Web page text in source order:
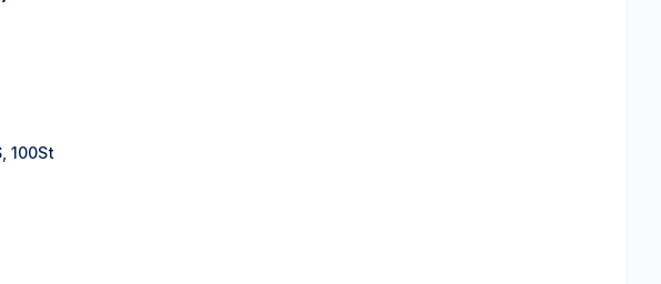
100St